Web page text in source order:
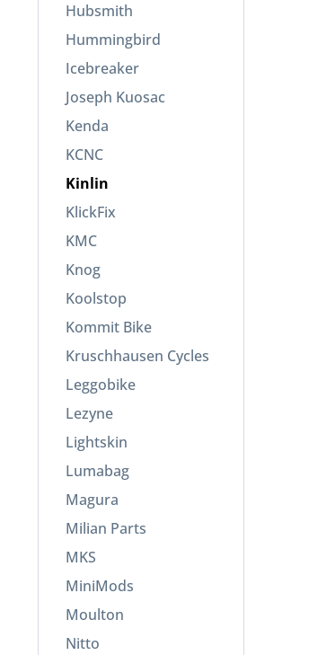
Hubsmith
Hummingbird
Icebreaker
Joseph Kuosac
Kenda
KCNC
Kinlin
KlickFix
KMC
Knog
Koolstop
Kommit Bike
Kruschhausen Cycles
Leggobike
Lezyne
Lightskin
Lumabag
Magura
Milian Parts
MKS
MiniMods
Moulton
Nitto